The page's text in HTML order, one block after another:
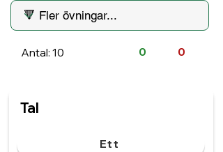
Antal: 10 0 0
Tal
Ett